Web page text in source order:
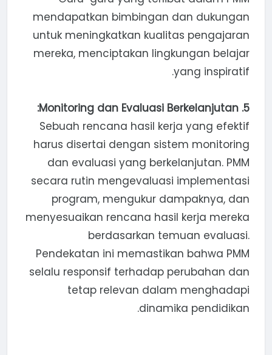
mendapatkan bimbingan dan dukungan
untuk meningkatkan kualitas pengajaran
mereka, menciptakan lingkungan belajar
yang inspiratif.
5. Monitoring dan Evaluasi Berkelanjutan:
Sebuah rencana hasil kerja yang efektif
harus disertai dengan sistem monitoring
dan evaluasi yang berkelanjutan. PMM
secara rutin mengevaluasi implementasi
program, mengukur dampaknya, dan
menyesuaikan rencana hasil kerja mereka
berdasarkan temuan evaluasi.
Pendekatan ini memastikan bahwa PMM
selalu responsif terhadap perubahan dan
tetap relevan dalam menghadapi
dinamika pendidikan.